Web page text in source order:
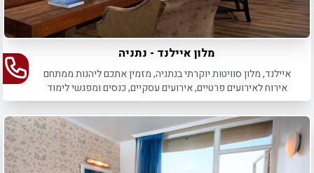
מלון איילנד - נתניה
איילנד, מלון סוויטות יוקרתי בנתניה, מזמין אתכם ליהנות ממתחם
אירוח לאירועים פרטיים, אירועים עסקיים, כנסים ומפגשי לימוד
והעשרה לכל מטרה.